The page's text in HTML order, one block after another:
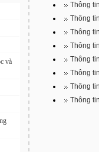
và
Thông
Thông
Thông
Thông
Thông
Thông
Thông
Thông